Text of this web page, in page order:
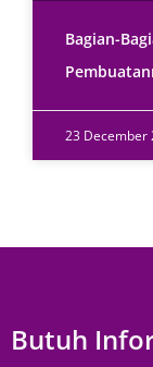
Bagian-
23 December
Butuh